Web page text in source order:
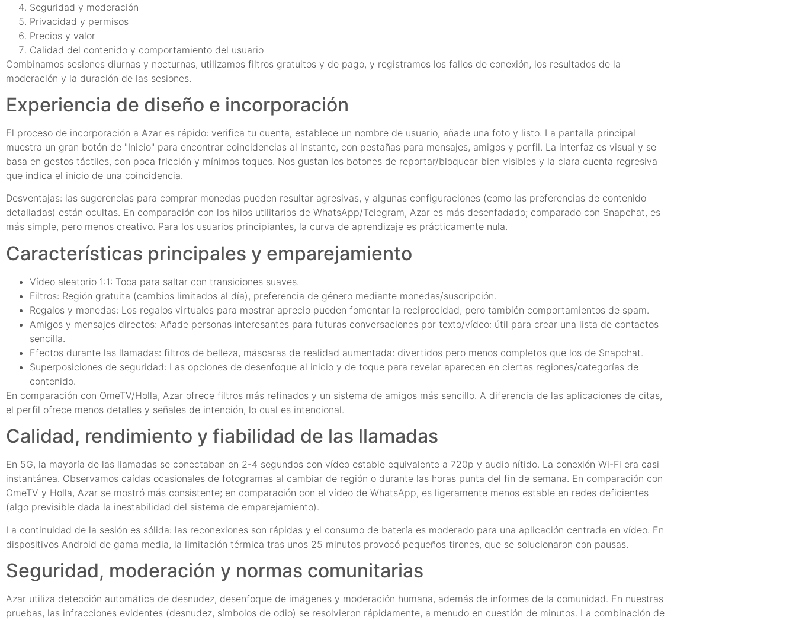
Seguridad y moderación
Privacidad y permisos
Precios y valor
Calidad del contenido y comportamiento del usuario
Combinamos sesiones diurnas y nocturnas, utilizamos filtros gratuitos y de pago, y registramos los fallos de conexión, los resultados de la
moderación y la duración de las sesiones.
Experiencia de diseño e incorporación
El proceso de incorporación a Azar es rápido: verifica tu cuenta, establece un nombre de usuario, añade una foto y listo. La pantalla principal
muestra un gran botón de "Inicio" para encontrar coincidencias al instante, con pestañas para mensajes, amigos y perfil. La interfaz es visual y se
basa en gestos táctiles, con poca fricción y mínimos toques. Nos gustan los botones de reportar/bloquear bien visibles y la clara cuenta regresiva
que indica el inicio de una coincidencia.
Desventajas: las sugerencias para comprar monedas pueden resultar agresivas, y algunas configuraciones (como las preferencias de contenido
detalladas) están ocultas. En comparación con los hilos utilitarios de WhatsApp/Telegram, Azar es más desenfadado; comparado con Snapchat, es
más simple, pero menos creativo. Para los usuarios principiantes, la curva de aprendizaje es prácticamente nula.
Características principales y emparejamiento
Vídeo aleatorio 1:1: Toca para saltar con transiciones suaves.
Filtros: Región gratuita (cambios limitados al día), preferencia de género mediante monedas/suscripción.
Regalos y monedas: Los regalos virtuales para mostrar aprecio pueden fomentar la reciprocidad, pero también comportamientos de spam.
Amigos y mensajes directos: Añade personas interesantes para futuras conversaciones por texto/vídeo: útil para crear una lista de contactos
sencilla.
Efectos durante las llamadas: filtros de belleza, máscaras de realidad aumentada: divertidos pero menos completos que los de Snapchat.
Superposiciones de seguridad: Las opciones de desenfoque al inicio y de toque para revelar aparecen en ciertas regiones/categorías de
contenido.
En comparación con OmeTV/Holla, Azar ofrece filtros más refinados y un sistema de amigos más sencillo. A diferencia de las aplicaciones de citas,
el perfil ofrece menos detalles y señales de intención, lo cual es intencional.
Calidad, rendimiento y fiabilidad de las llamadas
En 5G, la mayoría de las llamadas se conectaban en 2-4 segundos con vídeo estable equivalente a 720p y audio nítido. La conexión Wi-Fi era casi
instantánea. Observamos caídas ocasionales de fotogramas al cambiar de región o durante las horas punta del fin de semana. En comparación con
OmeTV y Holla, Azar se mostró más consistente; en comparación con el vídeo de WhatsApp, es ligeramente menos estable en redes deficientes
(algo previsible dada la inestabilidad del sistema de emparejamiento).
La continuidad de la sesión es sólida: las reconexiones son rápidas y el consumo de batería es moderado para una aplicación centrada en vídeo. En
dispositivos Android de gama media, la limitación térmica tras unos 25 minutos provocó pequeños tirones, que se solucionaron con pausas.
Seguridad, moderación y normas comunitarias
Azar utiliza detección automática de desnudez, desenfoque de imágenes y moderación humana, además de informes de la comunidad. En nuestras
pruebas, las infracciones evidentes (desnudez, símbolos de odio) se resolvieron rápidamente, a menudo en cuestión de minutos. La combinación de